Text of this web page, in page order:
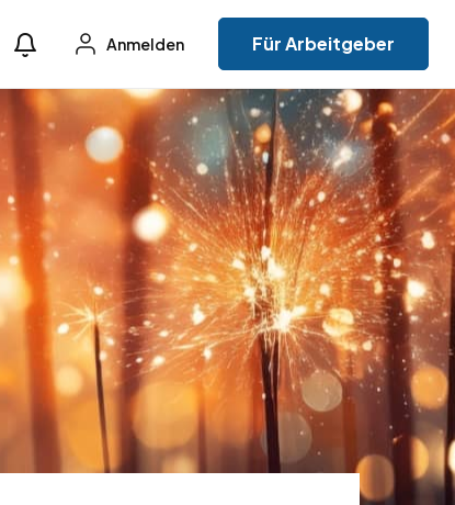
Anmelden Für Arbeitgeber